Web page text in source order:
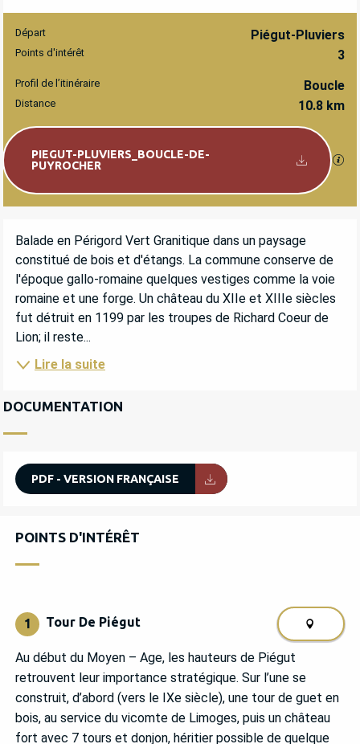
INFORMATIONS PRATIQUES
Départ Piégut-Pluviers
Points d'intérêt 3
Profil de l’itinéraire Boucle
Distance 10.8 km
Documentation
PIEGUT-PLUVIERS_BOUCLE-DE-
PUYROCHER
DESCRIPTION
Balade en Périgord Vert Granitique dans un paysage
constitué de bois et d'étangs. La commune conserve de
l'époque gallo-romaine quelques vestiges comme la voie
romaine et une forge. Un château du XIIe et XIIIe siècles
fut détruit en 1199 par les troupes de Richard Coeur de
Lion; il reste...
Lire la suite
DOCUMENTATION
PDF - VERSION FRANÇAISE
POINTS D'INTÉRÊT
POINTS D'INTÉRÊT
1 Tour De Piégut
Au début du Moyen – Age, les hauteurs de Piégut
retrouvent leur importance stratégique. Sur l’une se
construit, d’abord (vers le IXe siècle), une tour de guet en
bois, au service du vicomte de Limoges, puis un château
fort avec 7 tours et donjon, héritier possible de quelque